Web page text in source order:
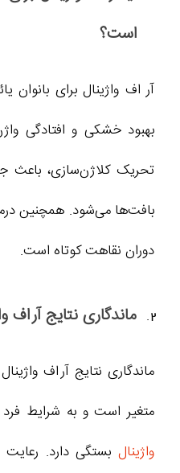
است؟
آر اف واژینال برای
بهبود خشکی و افتادگی
تحریک کلاژن‌سازی، باعث
بافت‌ها می‌شود. همچنین
دوران نقاهت کوتاه است.
ماندگاری نتایج آر
متغیر است و به شرایط
واژینال بستگی دارد.